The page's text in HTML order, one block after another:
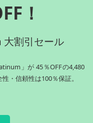
！
割引セール
」が 45％OFFの4,480
・信頼性は100％保証。